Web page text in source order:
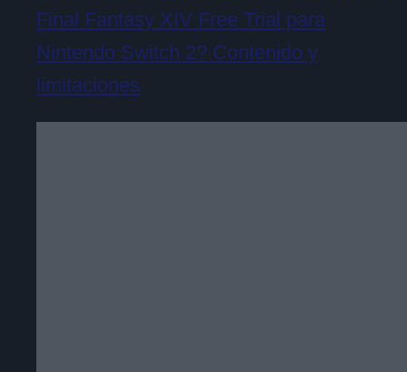
Final Fantasy XIV Free Trial para
Nintendo Switch 2? Contenido y
limitaciones